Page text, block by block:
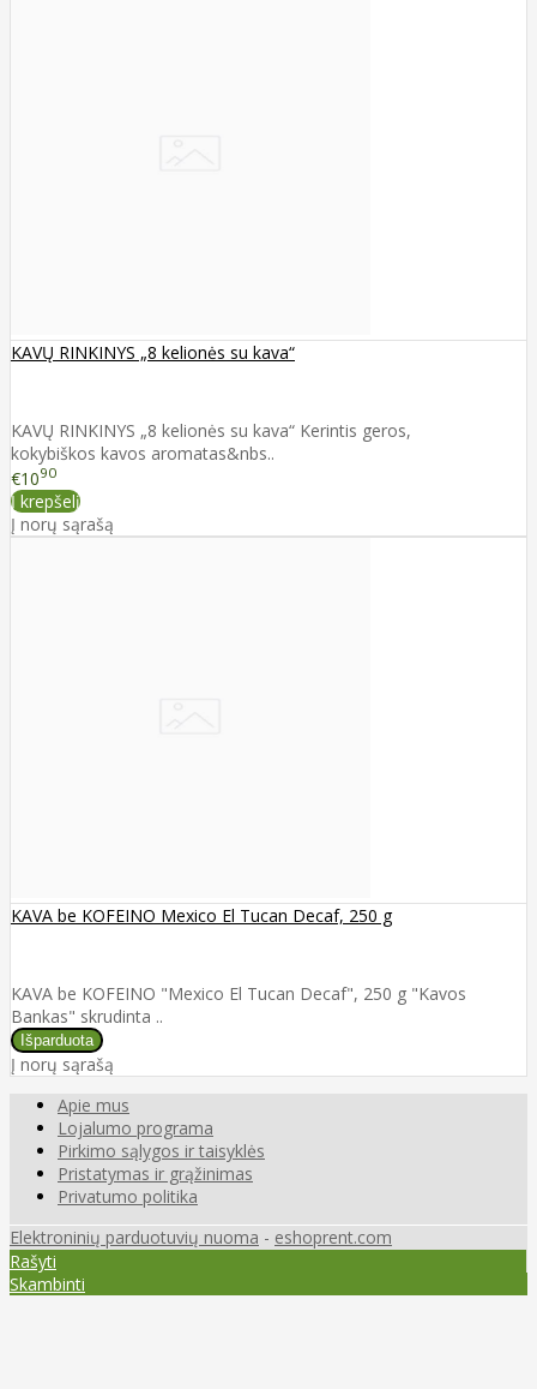
KAVŲ RINKINYS „8 kelionės su kava“
KAVŲ RINKINYS „8 kelionės su kava“ Kerintis geros,
kokybiškos kavos aromatas&nbs..
€1090
Į krepšelį
Į norų sąrašą
KAVA be KOFEINO Mexico El Tucan Decaf, 250 g
KAVA be KOFEINO "Mexico El Tucan Decaf", 250 g "Kavos
Bankas" skrudinta ..
Į norų sąrašą
Apie mus
Lojalumo programa
Pirkimo sąlygos ir taisyklės
Pristatymas ir grąžinimas
Privatumo politika
Elektroninių parduotuvių nuoma - eshoprent.com
Rašyti
Skambinti